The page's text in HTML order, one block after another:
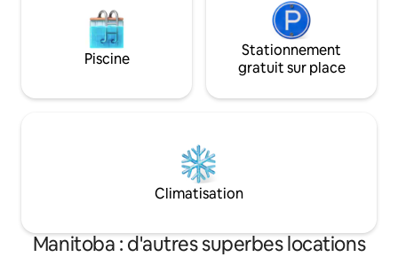
Piscine
Stationnement
gratuit sur place
Climatisation
Manitoba : d'autres superbes locations